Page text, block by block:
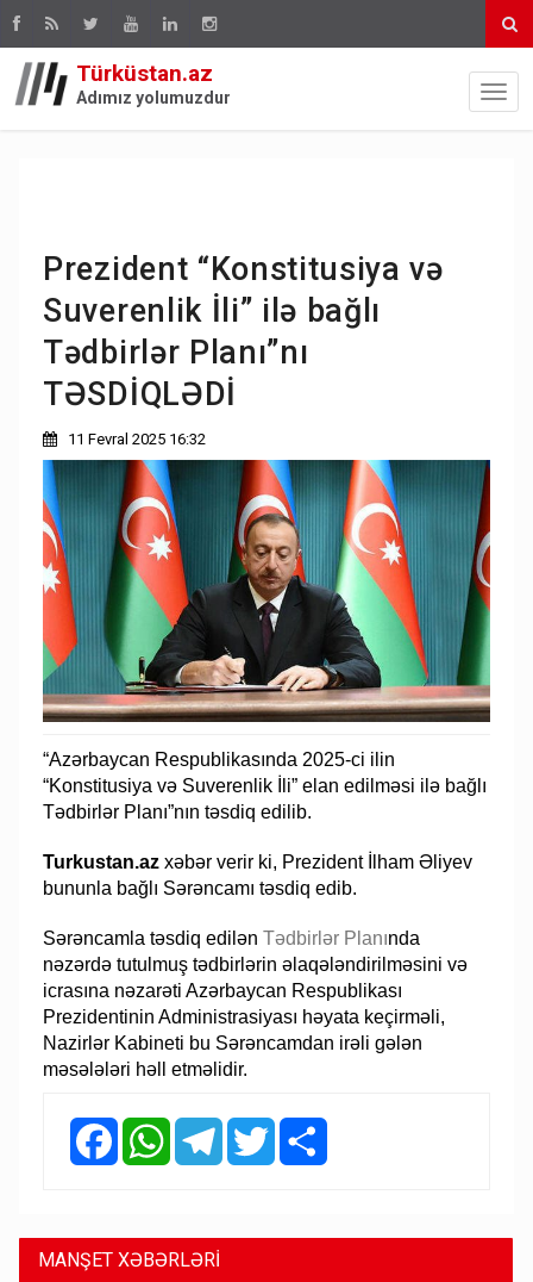
Türküstan.az
Adımız yolumuzdur
Prezident “Konstitusiya və
Suverenlik İli” ilə bağlı
Tədbirlər Planı”nı
TƏSDİQLƏDİ
11 Fevral 2025 16:32
“Azərbaycan Respublikasında 2025-ci ilin
“Konstitusiya və Suverenlik İli” elan edilməsi ilə bağlı
Tədbirlər Planı”nın təsdiq edilib.
Turkustan.az xəbər verir ki, Prezident İlham Əliyev
bununla bağlı Sərəncamı təsdiq edib.
Sərəncamla təsdiq edilənTədbirlər Planında
nəzərdə tutulmuş tədbirlərin əlaqələndirilməsini və
icrasına nəzarəti Azərbaycan Respublikası
Prezidentinin Administrasiyası həyata keçirməli,
Nazirlər Kabineti bu Sərəncamdan irəli gələn
məsələləri həll etməlidir.
FacebookWhatsAppTelegramTwitter
MANŞET XƏBƏRLƏRİ